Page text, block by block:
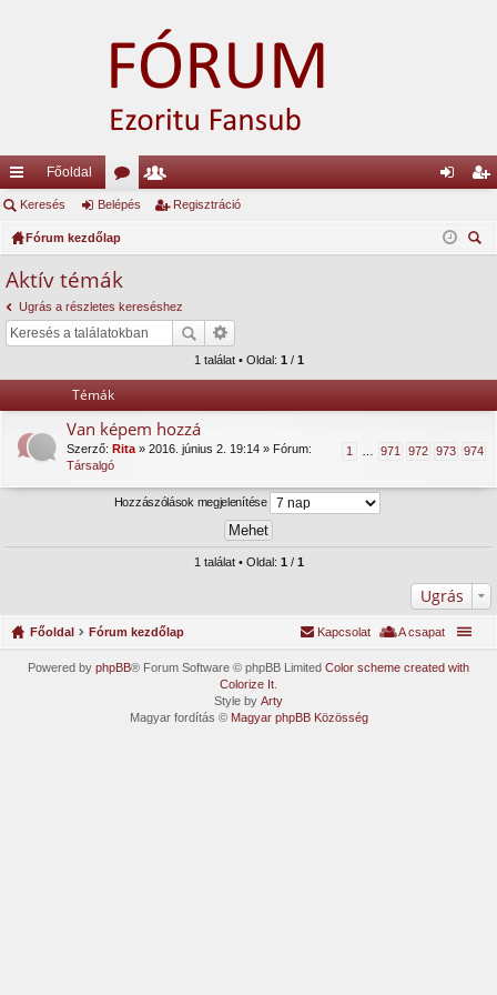
yo
rs
lin
ke
k
Főoldal
ór
u
m
ok
ag
ép is
Keresés Belépés Regisztráció
Fórum kezdőlap
Aktív témák
Ugrás a részletes kereséshez
1 találat • Oldal: 1 / 1
Témák
Van képem hozzá
1 971 972 973 974
Szerző: Rita » 2016. június 2. 19:14 » Fórum:
Társalgó
Hozzászólások megjelenítése
1 találat • Oldal: 1 / 1
Ugrás
Főoldal Fórum kezdőlap A csapat
Kapcsolat
Powered by phpBB® Forum Software © phpBB Limited Color scheme created with
Colorize It
Style by Arty
Magyar fordítás © Magyar phpBB Közösség